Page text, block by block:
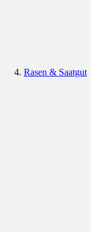
Rasen & Saatgut